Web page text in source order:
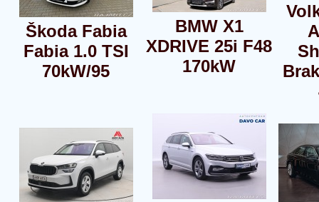
Škoda Fabia
Fabia 1.0 TSI
70kW/95
BMW X1
XDRIVE 25i F48
170kW